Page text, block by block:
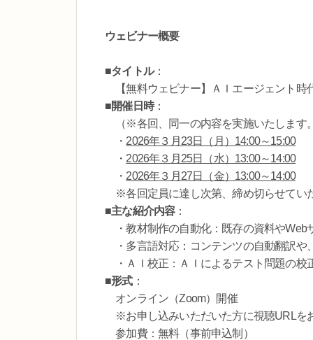
ウェビナー概要
■タイトル：
【無料ウェビナー】ＡＩエージェント時
■開催日時：
（※各回、同一の内容を実施いたします
・ 2026年３月23日（月）14:00～15:00
・ 2026年３月25日（水）13:00～14:00
・ 2026年３月27日（金）13:00～14:00
※各回定員に達し次第、締め切らせてい
■主な紹介内容：
・教材制作の自動化：既存の資料やWeb
・多言語対応：コンテンツの自動翻訳や
・ＡＩ校正：ＡＩによるテスト問題の校
■形式：
オンライン（Zoom）開催
※お申し込みいただいた方に視聴URLを
参加費：無料（事前申込制）